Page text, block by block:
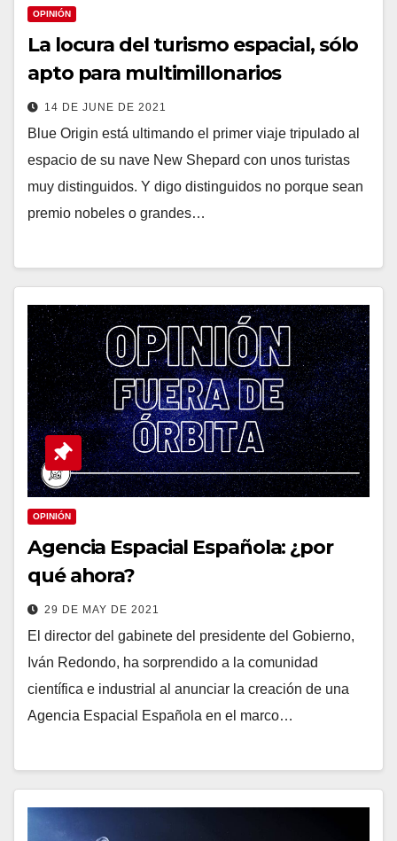
OPINIÓN
La locura del turismo espacial, sólo
apto para multimillonarios
14 DE JUNE DE 2021
Blue Origin está ultimando el primer viaje tripulado al
espacio de su nave New Shepard con unos turistas
muy distinguidos. Y digo distinguidos no porque sean
premio nobeles o grandes…
OPINIÓN
Agencia Espacial Española: ¿por
qué ahora?
29 DE MAY DE 2021
El director del gabinete del presidente del Gobierno,
Iván Redondo, ha sorprendido a la comunidad
científica e industrial al anunciar la creación de una
Agencia Espacial Española en el marco…